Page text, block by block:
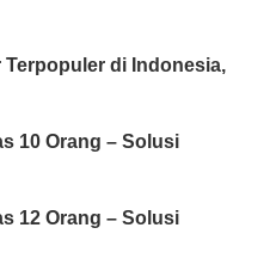
Terpopuler di Indonesia,
10 Orang – Solusi
12 Orang – Solusi